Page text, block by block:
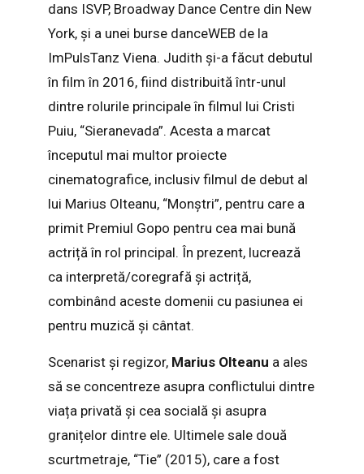
dans ISVP, Broadway Dance Centre din New
York, și a unei burse danceWEB de la
ImPulsTanz Viena. Judith și-a făcut debutul
în film în 2016, fiind distribuită într-unul
dintre rolurile principale în filmul lui Cristi
Puiu, “Sieranevada”. Acesta a marcat
începutul mai multor proiecte
cinematografice, inclusiv filmul de debut al
lui Marius Olteanu, “Monștri”, pentru care a
primit Premiul Gopo pentru cea mai bună
actriță în rol principal. În prezent, lucrează
ca interpretă/coregrafă și actriță,
combinând aceste domenii cu pasiunea ei
pentru muzică și cântat.
Scenarist și regizor, Marius Olteanu a ales
să se concentreze asupra conflictului dintre
viața privată și cea socială și asupra
granițelor dintre ele. Ultimele sale două
scurtmetraje, “Tie” (2015), care a fost